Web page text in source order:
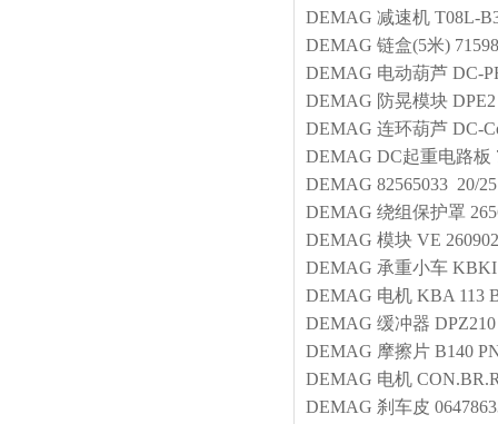
DEMAG 减速机 T08L-
DEMAG 链盒(5米)
DEMAG 电动葫芦 DC-
DEMAG 防晃模块
DEMAG 连环葫芦 DC-
DEMAG DC起重电路板
DEMAG 82565033 20/25
DEMAG 绕组保护罩
DEMAG 模块 VE
DEMAG 承重小车 KBKI
DEMAG 电机 KBA 113
DEMAG 缓冲器 DPZ210
DEMAG 摩擦片 B140
DEMAG 电机
DEMAG 刹车皮